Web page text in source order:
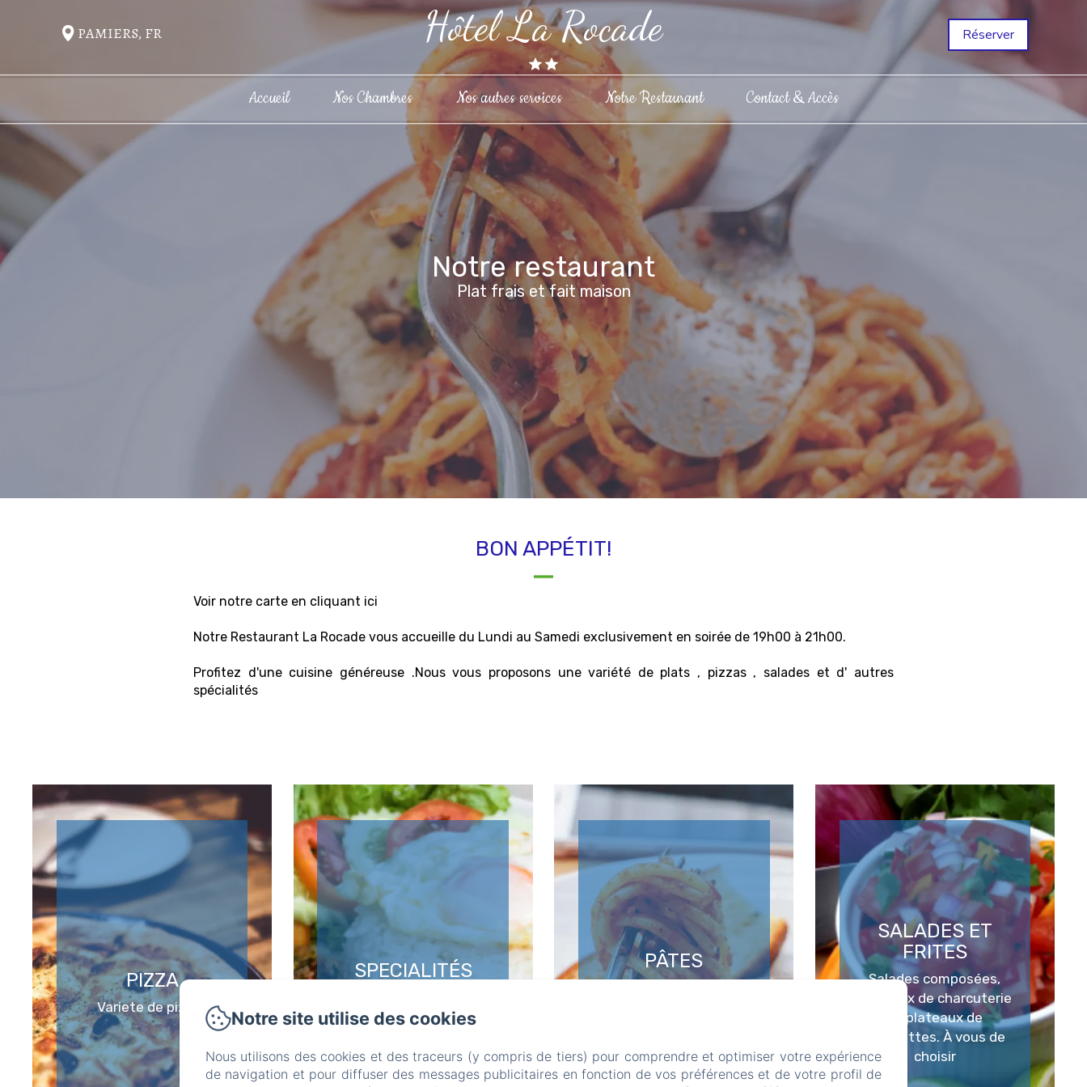
PAMIERS, FR Hôtel La Rocade Réserver
Accueil Nos Chambres Nos autres services Notre Restaurant Contact & Accès
Notre restaurant
Plat frais et fait maison
BON APPÉTIT!
Voir notre carte en cliquant ici
Notre Restaurant La Rocade vous accueille du Lundi au Samedi exclusivement en soirée de 19h00 à 21h00.
Profitez d'une cuisine généreuse .Nous vous proposons une variété de plats , pizzas , salades et d' autres
spécialités
PIZZA
Variete de pizzas
SPECIALITÉS
du douw à l'épicé
PÂTES
SALADES ET
FRITES
Salades composées,
plateaux de charcuterie
ou plateaux de
brochettes. À vous de
choisir
Notre site utilise des cookies
Nous utilisons des cookies et des traceurs (y compris de tiers) pour comprendre et optimiser votre expérience
de navigation et pour diffuser des messages publicitaires en fonction de vos préférences et de votre profil de